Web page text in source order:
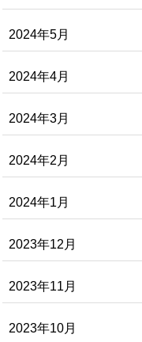
2024年5月
2024年4月
2024年3月
2024年2月
2024年1月
2023年12月
2023年11月
2023年10月